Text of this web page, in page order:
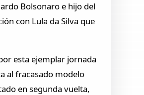
Bolsonaro e hijo del
con Lula da Silva que
esta ejemplar jornada
al fracasado modelo
en segunda vuelta,